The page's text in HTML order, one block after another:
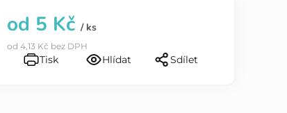
od 5 Kč / ks
od 4,13 Kč bez DPH
Tisk Hlídat Sdílet